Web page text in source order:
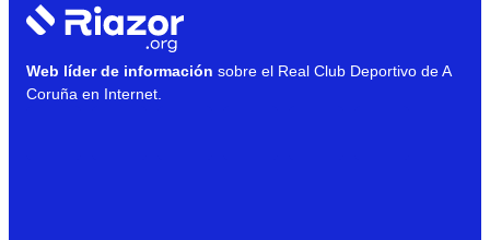
Web líder de información sobre el Real Club Deportivo de A
Coruña en Internet.